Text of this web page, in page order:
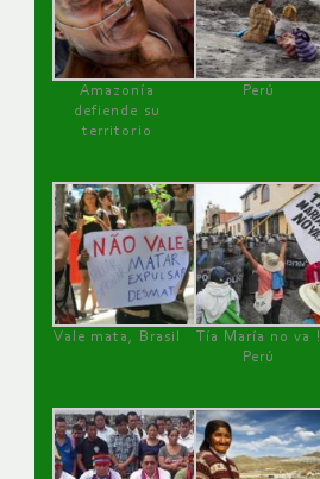
Amazonía
defiende su
territorio
Perú
Vale mata, Brasil
Tía María no va !
Perú